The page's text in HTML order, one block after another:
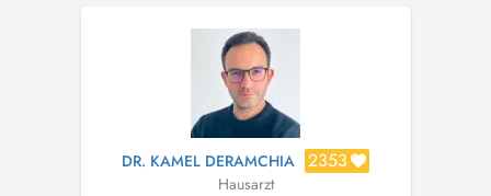
DR. KAMEL DERAMCHIA 2353
Hausarzt